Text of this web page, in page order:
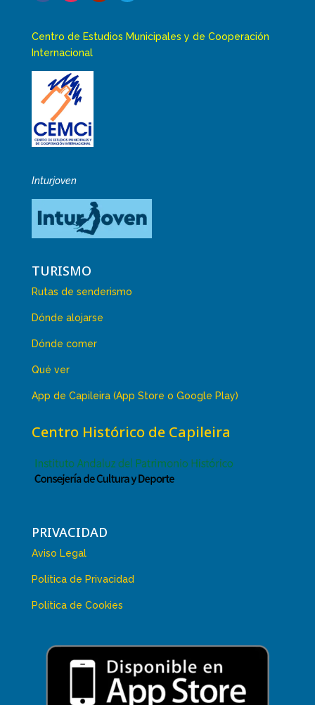
Centro de Estudios Municipales y de Cooperación
Internacional
Inturjoven
TURISMO
Rutas de senderismo
Dónde alojarse
Dónde comer
Qué ver
App de Capileira (App Store o Google Play)
Centro Histórico de Capileira
PRIVACIDAD
Aviso Legal
Política de Privacidad
Política de Cookies